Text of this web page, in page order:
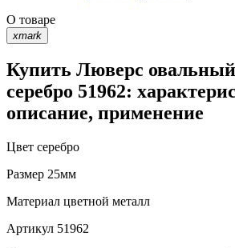
О товаре
xmark
Купить Люверс
серебро 51962:
описание, применение
Цвет серебро
Размер 25мм
Материал цветной металл
Артикул 51962